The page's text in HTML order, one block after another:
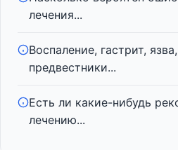
лечения...
Воспаление, гастрит,
предвестники...
Есть ли какие-нибудь
лечению...